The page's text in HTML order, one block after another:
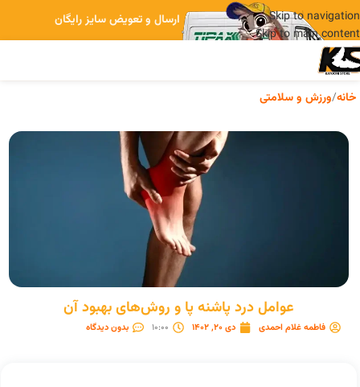
Skip to navigation
Skip to main content
ارسال و تعویض سایز رایگان
خانه/ورزش و سلامتی
عوامل درد پاشنه پا و روش‌های بهبود آن
فاطمه غلام احمدی دی 20, 1402 10:00 بدون دیدگاه